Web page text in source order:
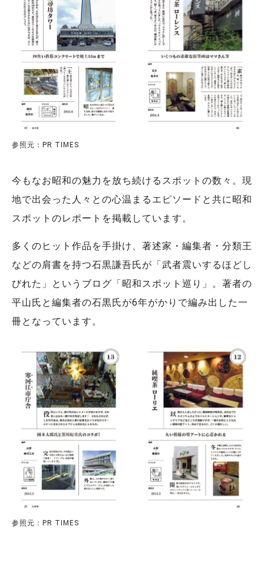
参照元：PR TIMES
今もなお昭和の魅力を放ち続けるスポットの数々。現
地で出会った人々との心温まるエピソードと共に昭和
スポットのレポートを掲載しています。
多くのヒット作品を手掛け、著述家・編集者・分類王
などの肩書を持つ石黒謙吾氏が「武者震いするほどし
びれた」というブログ「昭和スポット巡り」。著者の
平山氏と編集者の石黒氏が6年がかりで編み出した一
冊となっています。
参照元：PR TIMES